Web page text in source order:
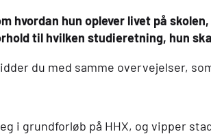
hvordan hun oplever livet på
til hvilken studieretning, hun
du med samme overvejelser,
i grundforløb på HHX, og vipper